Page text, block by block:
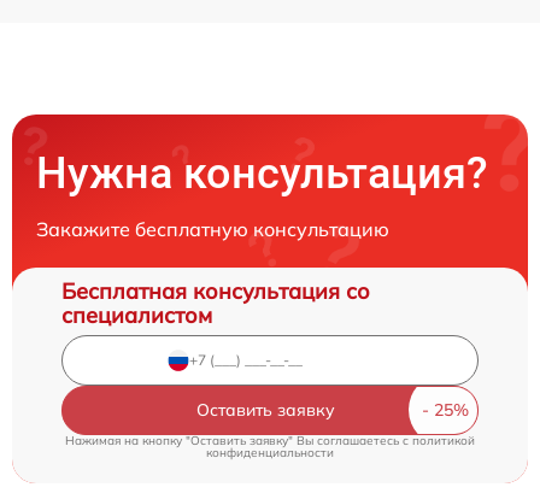
Нужна консультация?
Закажите бесплатную консультацию
Бесплатная консультация со
специалистом
Оставить заявку
Нажимая на кнопку "Оставить заявку" Вы соглашаетесь cполитикой
конфиденциальности